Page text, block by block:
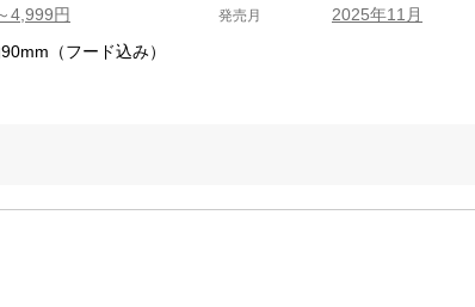
4,999円 発売月 2025年11月
（フード込み）